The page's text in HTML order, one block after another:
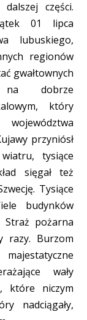
części.
01 lipca
lubuskiego,
regionów
gwałtownych
na dobrze
który
przyniósł
tysiące
sięgał też
Tysiące
budynków
Straż pożarna
razy. Burzom
wały
które niczym
nadciągały,